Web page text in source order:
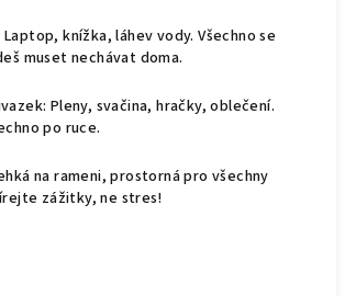
knížka, láhev vody. Všechno se
muset nechávat doma.
Pleny, svačina, hračky, oblečení.
po ruce.
na rameni, prostorná pro všechny
zážitky, ne stres!